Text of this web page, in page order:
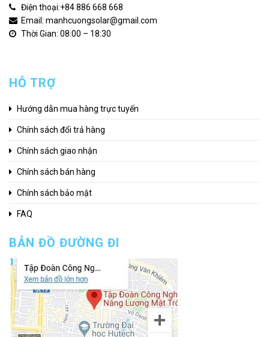
Điện thoại:+84 886 668 668
Email: manhcuongsolar@gmail.com
Thời Gian: 08:00 – 18:30
HỖ TRỢ
Hướng dẫn mua hàng trực tuyến
Chính sách đổi trả hàng
Chính sách giao nhận
Chính sách bán hàng
Chính sách bảo mật
FAQ
BẢN ĐỒ ĐƯỜNG ĐI